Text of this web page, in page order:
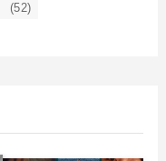
(52)